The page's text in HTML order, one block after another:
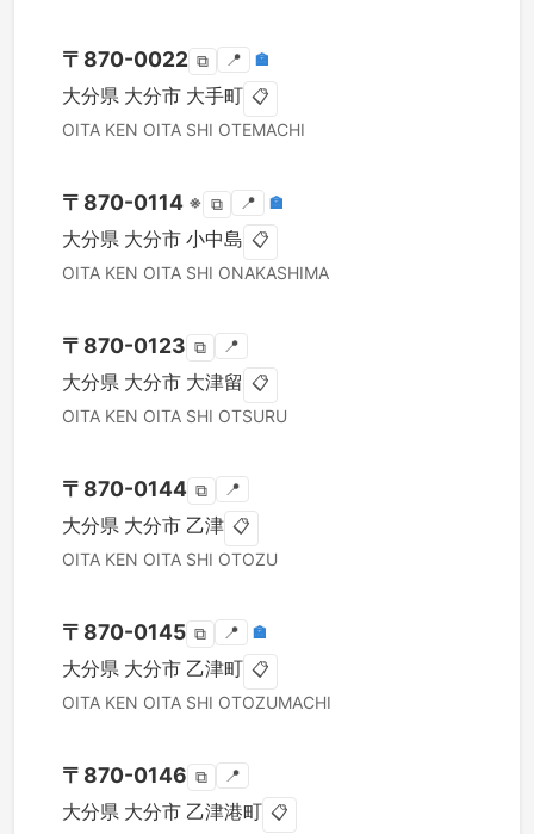
〒 870-0022 ⧉ 📍 🏣
大分県 大分市 大手町 📋
OITA KEN OITA SHI OTEMACHI
〒 870-0114 ※ ⧉ 📍 🏣
大分県 大分市 小中島 📋
OITA KEN OITA SHI ONAKASHIMA
〒 870-0123 ⧉ 📍
大分県 大分市 大津留 📋
OITA KEN OITA SHI OTSURU
〒 870-0144 ⧉ 📍
大分県 大分市 乙津 📋
OITA KEN OITA SHI OTOZU
〒 870-0145 ⧉ 📍 🏣
大分県 大分市 乙津町 📋
OITA KEN OITA SHI OTOZUMACHI
〒 870-0146 ⧉ 📍
大分県 大分市 乙津港町 📋